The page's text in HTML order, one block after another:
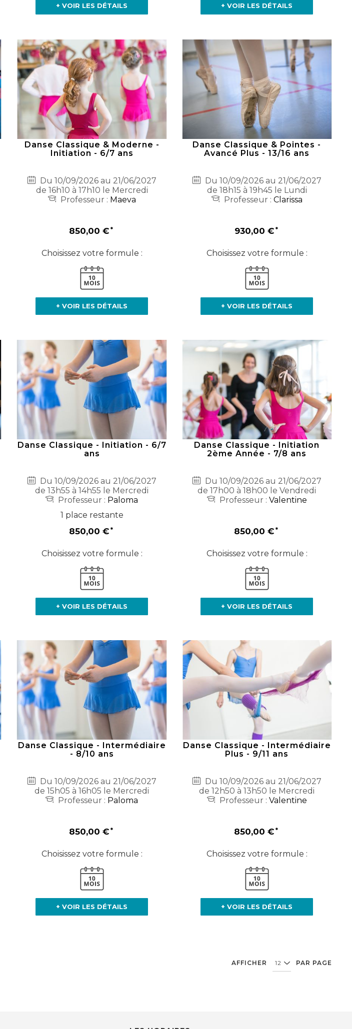
+ VOIR LES DÉTAILS + VOIR LES DÉTAILS
Danse Classique & Moderne -
Initiation - 6/7 ans
Du 10/09/2026 au 21/06/2027
de 16h10 à 17h10 le Mercredi
Professeur : Maeva
850,00 €
Choisissez votre formule :
+ VOIR LES DÉTAILS
Danse Classique & Pointes -
Avancé Plus - 13/16 ans
Du 10/09/2026 au 21/06/2027
de 18h15 à 19h45 le Lundi
Professeur : Clarissa
930,00 €
Choisissez votre formule :
+ VOIR LES DÉTAILS
Danse Classique - Initiation - 6/7
ans
Du 10/09/2026 au 21/06/2027
de 13h55 à 14h55 le Mercredi
Professeur : Paloma
1 place restante
850,00 €
Choisissez votre formule :
+ VOIR LES DÉTAILS
Danse Classique - Initiation
2ème Année - 7/8 ans
Du 10/09/2026 au 21/06/2027
de 17h00 à 18h00 le Vendredi
Professeur : Valentine
850,00 €
Choisissez votre formule :
+ VOIR LES DÉTAILS
Danse Classique - Intermédiaire
- 8/10 ans
Du 10/09/2026 au 21/06/2027
de 15h05 à 16h05 le Mercredi
Professeur : Paloma
850,00 €
Choisissez votre formule :
+ VOIR LES DÉTAILS
Danse Classique - Intermédiaire
Plus - 9/11 ans
Du 10/09/2026 au 21/06/2027
de 12h50 à 13h50 le Mercredi
Professeur : Valentine
850,00 €
Choisissez votre formule :
+ VOIR LES DÉTAILS
Vous lisez actuellement la page
Page Page
AFFICHER PAR PAGE